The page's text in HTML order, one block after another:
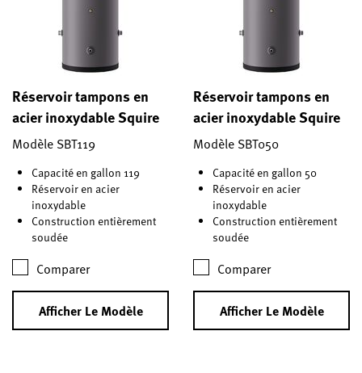
Réservoir tampons en
acier inoxydable Squire
Modèle SBT119
Capacité en gallon 119
Réservoir en acier
inoxydable
Construction entièrement
soudée
Comparer
Afficher Le Modèle
Réservoir tampons en
acier inoxydable Squire
Modèle SBT050
Capacité en gallon 50
Réservoir en acier
inoxydable
Construction entièrement
soudée
Comparer
Afficher Le Modèle